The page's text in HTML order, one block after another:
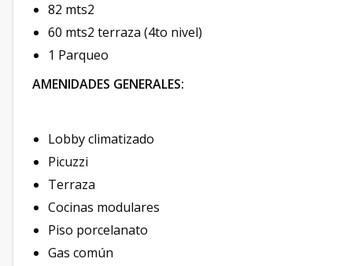
82 mts2
60 mts2 terraza (4to nivel)
1 Parqueo
AMENIDADES GENERALES:
Lobby climatizado
Picuzzi
Terraza
Cocinas modulares
Piso porcelanato
Gas común